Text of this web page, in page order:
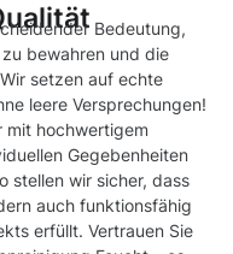
Bedeutung,
bewahren und die
setzen auf echte
leere Versprechungen!
mit hochwertigem
Gegebenheiten
stellen wir sicher, dass
auch funktionsfähig
erfüllt. Vertrauen Sie